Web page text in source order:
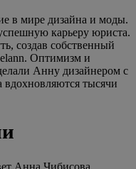
в мире дизайна и моды.
карьеру юриста.
создав собственный
Оптимизм и
Анну дизайнером с
тысячи